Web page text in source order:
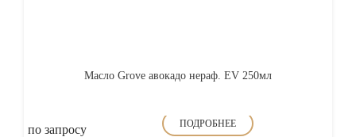
Масло Grove авокадо нераф. EV 250мл
по запросу ПОДРОБНЕЕ